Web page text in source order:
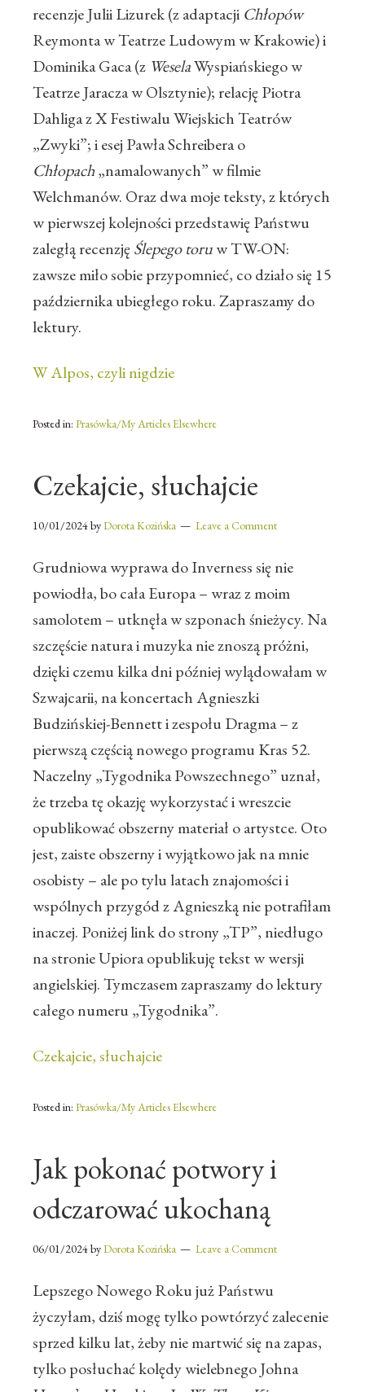
recenzje Julii Lizurek (z adaptacji Chłopów
Reymonta w Teatrze Ludowym w Krakowie) i
Dominika Gaca (z WeselaWyspiańskiego w
Teatrze Jaracza w Olsztynie); relację Piotra
Dahliga z X Festiwalu Wiejskich Teatrów
„Zwyki”; i esej Pawła Schreibera o
Chłopach„namalowanych” w filmie
Welchmanów. Oraz dwa moje teksty, z których
w pierwszej kolejności przedstawię Państwu
zaległą recenzję Ślepego toruw TW-ON:
zawsze miło sobie przypomnieć, co działo się 15
października ubiegłego roku. Zapraszamy do
lektury.
W Alpos, czyli nigdzie
Posted in: Prasówka/My Articles Elsewhere
Czekajcie, słuchajcie
10/01/2024byDorota Kozińska Leave a Comment
Grudniowa wyprawa do Inverness się nie
powiodła, bo cała Europa – wraz z moim
samolotem – utknęła w szponach śnieżycy. Na
szczęście natura i muzyka nie znoszą próżni,
dzięki czemu kilka dni później wylądowałam w
Szwajcarii, na koncertach Agnieszki
Budzińskiej-Bennett i zespołu Dragma – z
pierwszą częścią nowego programu Kras 52.
Naczelny „Tygodnika Powszechnego” uznał,
że trzeba tę okazję wykorzystać i wreszcie
opublikować obszerny materiał o artystce. Oto
jest, zaiste obszerny i wyjątkowo jak na mnie
osobisty – ale po tylu latach znajomości i
wspólnych przygód z Agnieszką nie potrafiłam
inaczej. Poniżej link do strony „TP”, niedługo
na stronie Upiora opublikuję tekst w wersji
angielskiej. Tymczasem zapraszamy do lektury
całego numeru „Tygodnika”.
Czekajcie, słuchajcie
Posted in: Prasówka/My Articles Elsewhere
Jak pokonać potwory i
odczarować ukochaną
06/01/2024byDorota Kozińska Leave a Comment
Lepszego Nowego Roku już Państwu
życzyłam, dziś mogę tylko powtórzyć zalecenie
sprzed kilku lat, żeby nie martwić się na zapas,
tylko posłuchać kolędy wielebnego Johna